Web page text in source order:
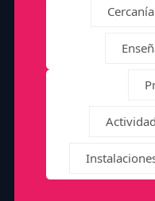
Cercanía